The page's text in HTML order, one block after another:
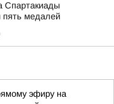
Спартакиады
пять медалей
эфиру на